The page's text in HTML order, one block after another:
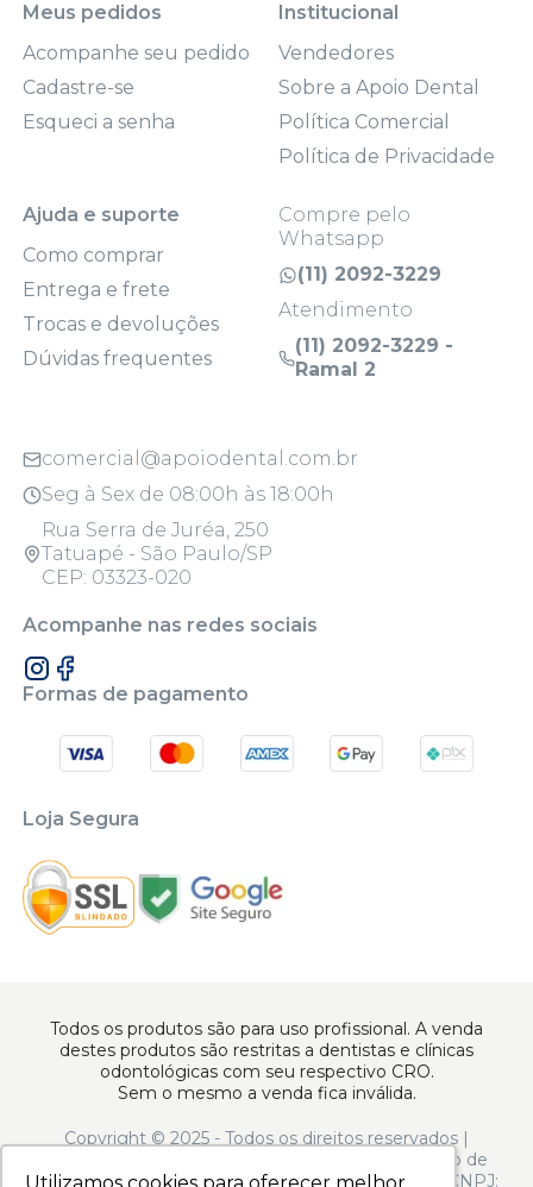
Meus pedidos
Acompanhe seu pedido
Cadastre-se
Esqueci a senha
Institucional
Vendedores
Sobre a Apoio Dental
Política Comercial
Política de Privacidade
Ajuda e suporte
Como comprar
Entrega e frete
Trocas e devoluções
Dúvidas frequentes
Compre pelo
Whatsapp
(11) 2092-3229
Atendimento
(11) 2092-3229 -
Ramal 2
comercial@apoiodental.com.br
Seg à Sex de 08:00h às 18:00h
Rua Serra de Juréa, 250
Tatuapé - São Paulo/SP
CEP: 03323-020
Acompanhe nas redes sociais
Formas de pagamento
Loja Segura
Todos os produtos são para uso profissional. A venda
destes produtos são restritas a dentistas e clínicas
odontológicas com seu respectivo CRO.
Sem o mesmo a venda fica inválida.
Copyright © 2025 - Todos os direitos reservados |
www.apoiodental.com.br | Apoio Dental Comércio de
Produtos e Equipamentos Odontológicos LTDA | CNPJ: